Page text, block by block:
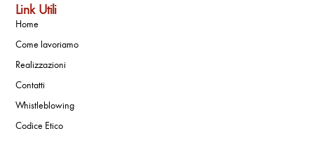
Link Utili
Home
Come lavoriamo
Realizzazioni
Contatti
Whistleblowing
Codice Etico